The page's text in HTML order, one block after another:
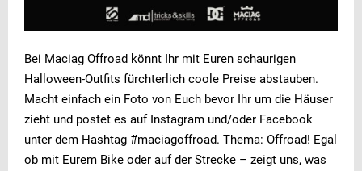
Bei Maciag Offroad könnt Ihr mit Euren schaurigen
Halloween-Outfits fürchterlich coole Preise abstauben.
Macht einfach ein Foto von Euch bevor Ihr um die Häuser
zieht und postet es auf Instagram und/oder Facebook
unter dem Hashtag #maciagoffroad. Thema: Offroad! Egal
ob mit Eurem Bike oder auf der Strecke – zeigt uns, was